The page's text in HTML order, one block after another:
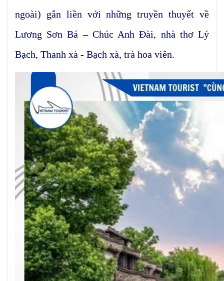
ngoài) gắn liền với những truyền thuyết về
Lương Sơn Bá – Chúc Anh Đài, nhà thơ Lý
Bạch, Thanh xà - Bạch xà, trà hoa viên.